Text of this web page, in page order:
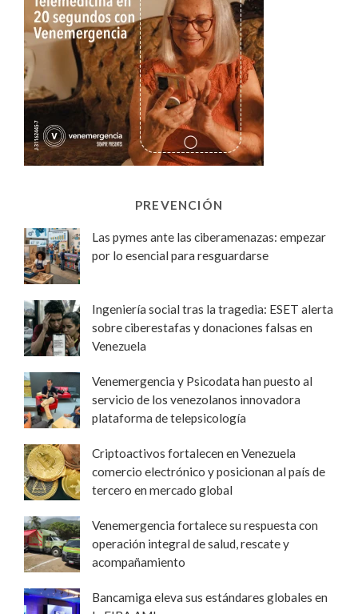
PREVENCIÓN
Las pymes ante las ciberamenazas: empezar
por lo esencial para resguardarse
Ingeniería social tras la tragedia: ESET alerta
sobre ciberestafas y donaciones falsas en
Venezuela
Venemergencia y Psicodata han puesto al
servicio de los venezolanos innovadora
plataforma de telepsicología
Criptoactivos fortalecen en Venezuela
comercio electrónico y posicionan al país de
tercero en mercado global
Venemergencia fortalece su respuesta con
operación integral de salud, rescate y
acompañamiento
Bancamiga eleva sus estándares globales en